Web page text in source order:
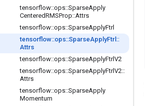
tensorflow::ops::SparseApply
CenteredRMSProp::Attrs
tensorflow::ops::SparseApplyFtrl
tensorflow::ops::SparseApplyFtrl ::
Attrs
tensorflow::ops::SparseApplyFtrlV2
tensorflow::ops::SparseApplyFtrlV2::
Attrs
tensorflow::ops::SparseApply
Momentum